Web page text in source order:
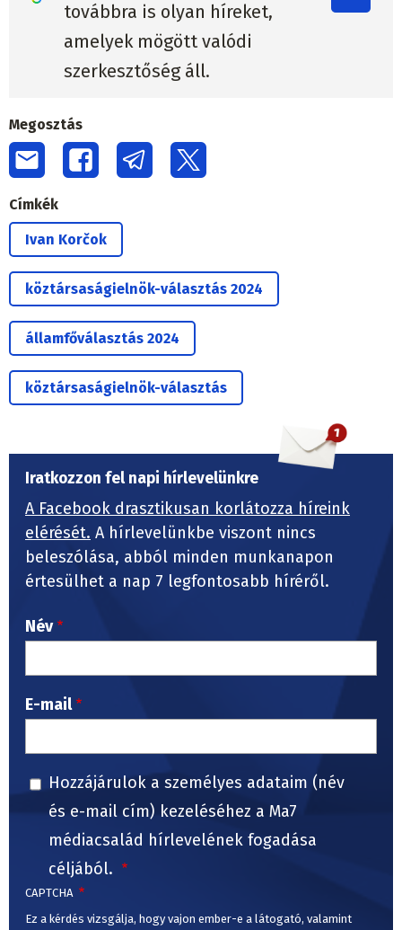
továbbra is olyan híreket,
amelyek mögött valódi
szerkesztőség áll.
Megosztás
Címkék
Ivan Korčok
köztársaságielnök-választás 2024
államfőválasztás 2024
köztársaságielnök-választás
Iratkozzon fel napi hírlevelünkre
A Facebook drasztikusan korlátozza híreink
elérését. A hírlevelünkbe viszont nincs
beleszólása, abból minden munkanapon
értesülhet a nap 7 legfontosabb híréről.
Név
E-mail
Hozzájárulok a személyes adataim (név
és e-mail cím) kezeléséhez a Ma7
médiacsalád hírlevelének fogadása
céljából.
CAPTCHA
Ez a kérdés vizsgálja, hogy vajon ember-e a látogató, valamint